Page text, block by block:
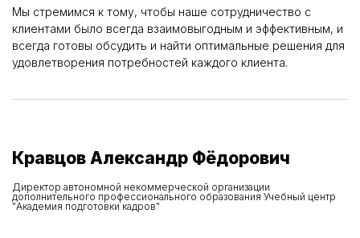
Мы стремимся к тому, чтобы наше сотрудничество с
клиентами было всегда взаимовыгодным и эффективным, и
всегда готовы обсудить и найти оптимальные решения для
удовлетворения потребностей каждого клиента.
Кравцов Александр Фёдорович
Директор автономной некоммерческой организации
дополнительного профессионального образования Учебный центр
"Академия подготовки кадров"